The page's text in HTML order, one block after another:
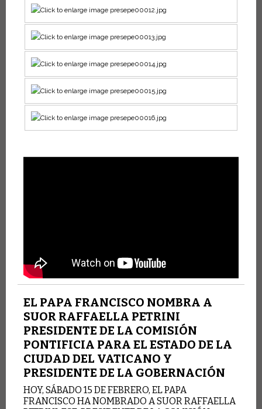
EL PAPA FRANCISCO NOMBRA A
SUOR RAFFAELLA PETRINI
PRESIDENTE DE LA COMISIÓN
PONTIFICIA PARA EL ESTADO DE LA
CIUDAD DEL VATICANO Y
PRESIDENTE DE LA GOBERNACIÓN
HOY, SÁBADO 15 DE FEBRERO, EL PAPA
FRANCISCO HA NOMBRADO A SUOR RAFFAELLA